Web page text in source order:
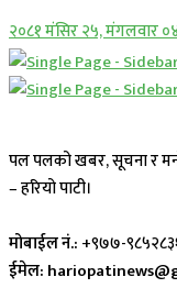
२०८१ मंसिर २५, मंगलवार
पल पलको खबर, सूचना र
– हरियो पाटी।
मोबाईल नं.: +९७७-
ईमेल: